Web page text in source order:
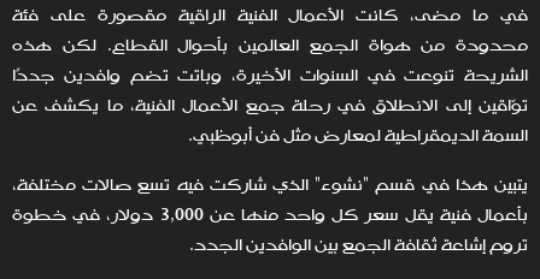
في ما مضى، كانت الأعمال الفنية الراقية مقصورة على فئة
محدودة من هواة الجمع العالمين بأحوال القطاع. لكن هذه
الشريحة تنوعت في السنوات الأخيرة، وباتت تضم وافدين جددًا
توّاقين إلى الانطلاق في رحلة جمع الأعمال الفنية، ما يكشف عن
السمة الديمقراطية لمعارض مثل فن أبوظبي.
يتبين هذا في قسم "نشوء" الذي شاركت فيه تسع صالات مختلفة،
بأعمال فنية يقل سعر كل واحد منها عن 3,000 دولار، في خطوة
تروم إشاعة ثقافة الجمع بين الوافدين الجدد.